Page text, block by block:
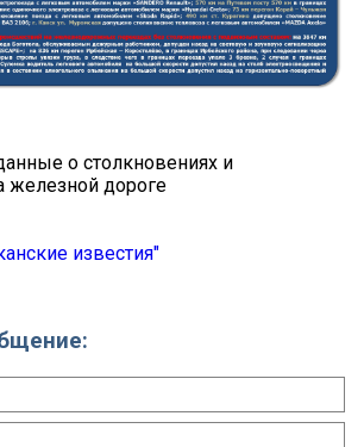
о столкновениях и
железной дороге
известия"